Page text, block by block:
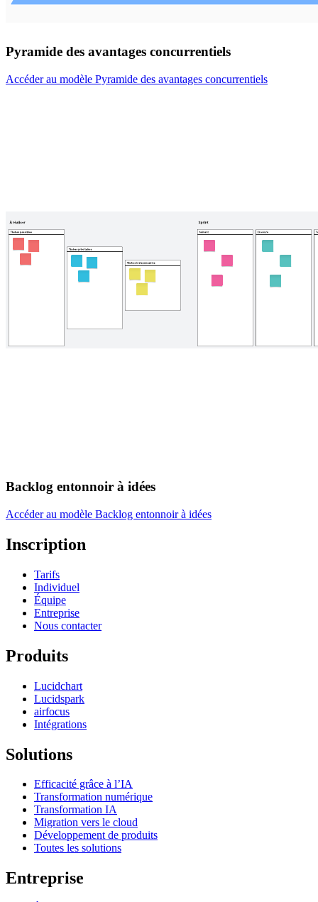
Pyramide des avantages concurrentiels
Accéder au modèle Pyramide des avantages concurrentiels
Backlog entonnoir à idées
Accéder au modèle Backlog entonnoir à idées
Inscription
Tarifs
Individuel
Équipe
Entreprise
Nous contacter
Produits
Lucidchart
Lucidspark
airfocus
Intégrations
Solutions
Efficacité grâce à l’IA
Transformation numérique
Transformation IA
Migration vers le cloud
Développement de produits
Toutes les solutions
Entreprise